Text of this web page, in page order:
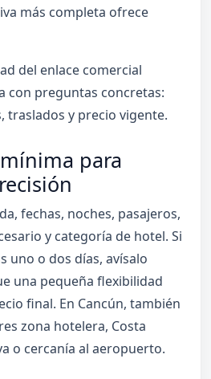
más completa ofrece
del enlace comercial
con preguntas concretas:
traslados y precio vigente.
para
fechas, noches, pasajeros,
y categoría de hotel. Si
uno o dos días, avísalo
una pequeña flexibilidad
final. En Cancún, también
zona hotelera, Costa
o cercanía al aeropuerto.